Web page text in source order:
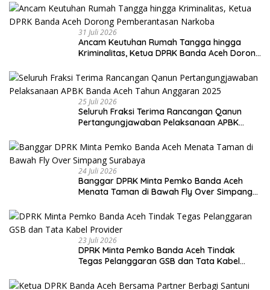
31 Juli 2026
Ancam Keutuhan Rumah Tangga hingga
Kriminalitas, Ketua DPRK Banda Aceh Dorong
25 Juli 2026
Seluruh Fraksi Terima Rancangan Qanun
Pertangungjawaban Pelaksanaan APBK
24 Juli 2026
Banggar DPRK Minta Pemko Banda Aceh
Menata Taman di Bawah Fly Over Simpang
23 Juli 2026
DPRK Minta Pemko Banda Aceh Tindak
Tegas Pelanggaran GSB dan Tata Kabel